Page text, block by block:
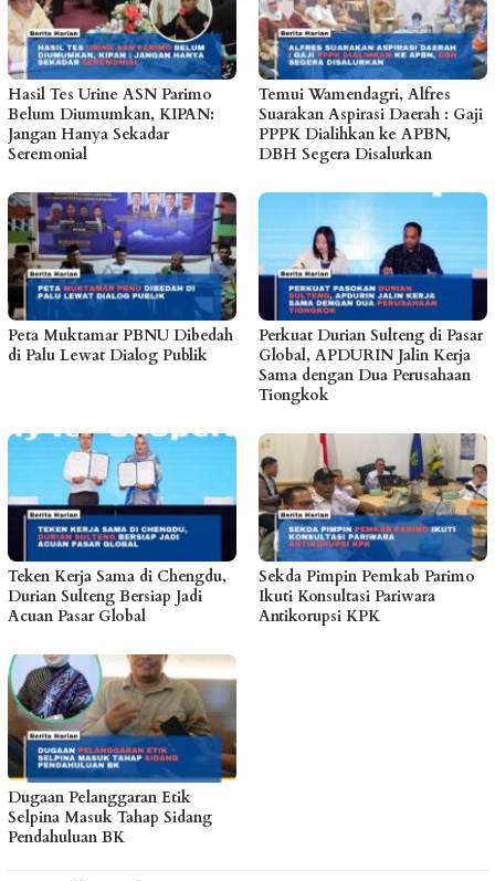
Hasil Tes Urine ASN Parimo
Belum Diumumkan, KIPAN:
Jangan Hanya Sekadar
Seremonial
Temui Wamendagri, Alfres
Suarakan Aspirasi Daerah : Gaji
PPPK Dialihkan ke APBN,
DBH Segera Disalurkan
Peta Muktamar PBNU Dibedah
di Palu Lewat Dialog Publik
Perkuat Durian Sulteng di Pasar
Global, APDURIN Jalin Kerja
Sama dengan Dua Perusahaan
Tiongkok
Teken Kerja Sama di Chengdu,
Durian Sulteng Bersiap Jadi
Acuan Pasar Global
Sekda Pimpin Pemkab Parimo
Ikuti Konsultasi Pariwara
Antikorupsi KPK
Dugaan Pelanggaran Etik
Selpina Masuk Tahap Sidang
Pendahuluan BK